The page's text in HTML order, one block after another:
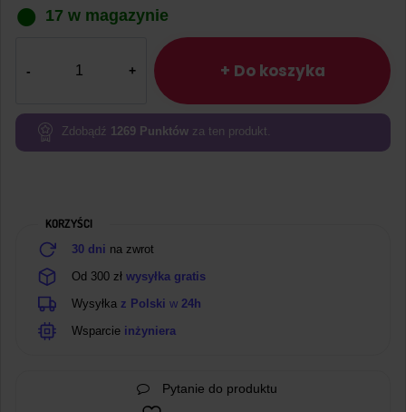
17 w magazynie
40szt
żeńsko-
+ Do koszyka
Zdobądź 1269 Punktów za ten produkt.
KORZYŚCI
30 dni na zwrot
Od 300 zł wysyłka gratis
Wysyłka z Polski w 24h
Wsparcie inżyniera
Pytanie do produktu